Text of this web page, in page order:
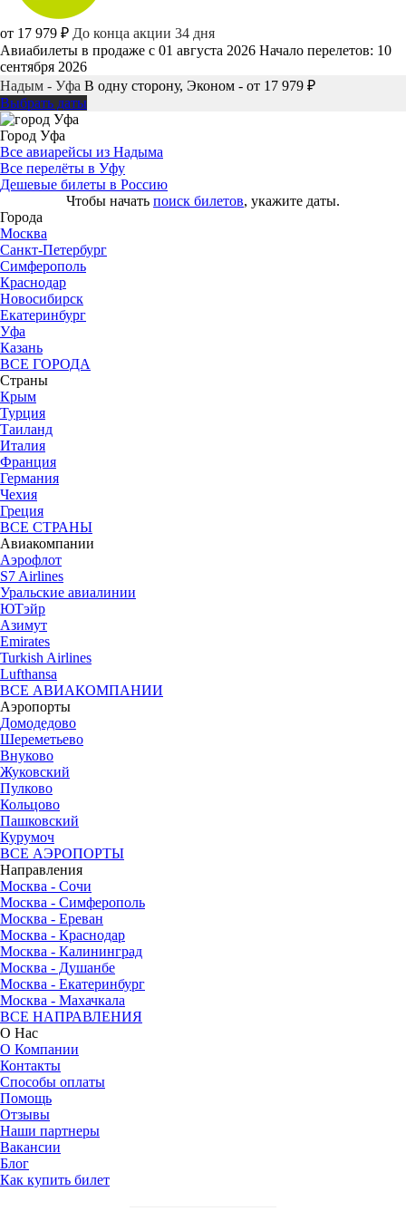
от 17 979 ₽ До конца акции 34 дня
Авиабилеты в продаже с 01 августа 2026 Начало перелетов: 10
сентября 2026
Надым - Уфа В одну сторону, Эконом - от 17 979 ₽
Выбрать даты
Город Уфа
Все авиарейсы из Надыма
Все перелёты в Уфу
Дешевые билеты в Россию
Чтобы начать поиск билетов, укажите даты.
Города
Москва
Санкт-Петербург
Симферополь
Краснодар
Новосибирск
Екатеринбург
Уфа
Казань
ВСЕ ГОРОДА
Страны
Крым
Турция
Таиланд
Италия
Франция
Германия
Чехия
Греция
ВСЕ СТРАНЫ
Авиакомпании
Аэрофлот
S7 Airlines
Уральские авиалинии
ЮТэйр
Азимут
Emirates
Turkish Airlines
Lufthansa
ВСЕ АВИАКОМПАНИИ
Аэропорты
Домодедово
Шереметьево
Внуково
Жуковский
Пулково
Кольцово
Пашковский
Курумоч
ВСЕ АЭРОПОРТЫ
Направления
Москва - Сочи
Москва - Симферополь
Москва - Ереван
Москва - Краснодар
Москва - Калининград
Москва - Душанбе
Москва - Екатеринбург
Москва - Махачкала
ВСЕ НАПРАВЛЕНИЯ
О Нас
О Компании
Контакты
Способы оплаты
Помощь
Отзывы
Наши партнеры
Вакансии
Блог
Как купить билет